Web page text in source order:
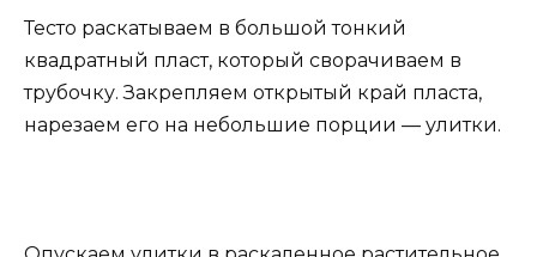
Тесто раскатываем в большой тонкий
квадратный пласт, который сворачиваем в
трубочку. Закрепляем открытый край пласта,
нарезаем его на небольшие порции — улитки.